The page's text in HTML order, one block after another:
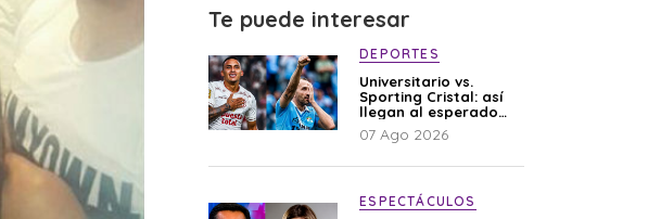
Te puede interesar
DEPORTES
Universitario vs.
Sporting Cristal: así
llegan al esperado
duelo
07 Ago 2026
ESPECTÁCULOS